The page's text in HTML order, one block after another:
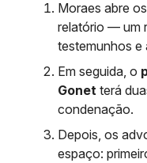
Moraes abre
relatório — um
testemunhos e
Em seguida, o
Gonet terá
condenação.
Depois, os
espaço: